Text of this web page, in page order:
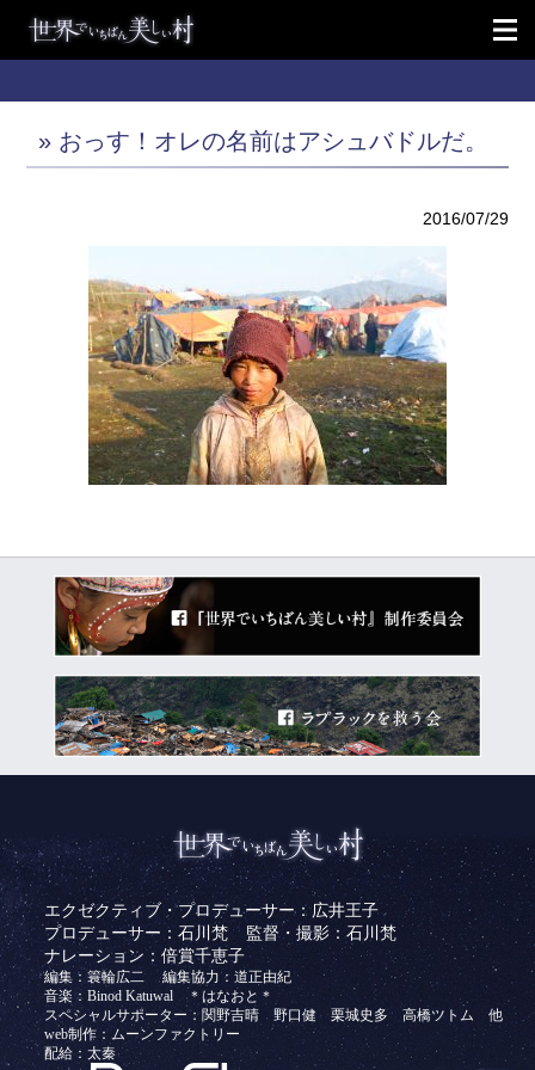
» おっす！オレの名前はアシュバドルだ。
2016/07/29
エクゼクティブ・プロデューサー：広井王子
プロデューサー：石川梵
監督・撮影：石川梵
ナレーション：倍賞千恵子
編集：簑輪広二
編集協力：道正由紀
音楽：Binod Katuwal ＊はなおと＊
スペシャルサポーター：関野吉晴 野口健 栗城史多 高橋ツトム 他
web制作：ムーンファクトリー
配給：太秦